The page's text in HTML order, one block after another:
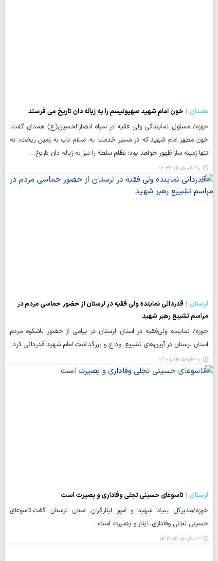
همدان
خون امام شهید صهیونیسم را به زباله دان تاریخ می فرستد
حوزه/ مسئول نمایندگی ولی فقیه در سپاه انصارالحسین(ع) همدان گفت:
خون مطهر امام شهید که در مسیر خدمت به اسلام ناب به زمین ریخت، نه
تنها زمینه ساز ظهور خواهد بود؛ نظام سلطه را نیز به زباله دان تاریخ…
۱۴۰۵-۰۴-۲۰ ۱۶:۳۶
لرستان
قدردانی نماینده ولی فقیه در لرستان از حضور حماسی مردم در
مراسم تشییع رهبر شهید
حوزه/ نماینده ولی‌فقیه در استان لرستان در پیامی از حضور باشکوه مردم
استان لرستان در آیین‌های تشییع، وداع و بزرگداشت امام شهید قدردانی کرد.
۱۴۰۵-۰۴-۲۰ ۱۳:۰۵
لرستان
تاسوعای حسینی تجلی وفاداری و بصیرت است
حوزه/مدیرکل بنیاد شهید و امور ایثارگران استان لرستان گفت:تاسوعای
حسینی تجلی وفاداری، ایثار و بصیرت است.
۱۴۰۵-۰۴-۰۳ ۱۴:۱۹